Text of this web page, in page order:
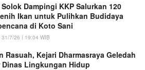
Dampingi KKP Salurkan 120
Ikan untuk Pulihkan Budidaya
di Koto Sani
31/7/26 | 19:04 WIB
Rasuah, Kejari Dharmasraya Geledah
Dinas Lingkungan Hidup